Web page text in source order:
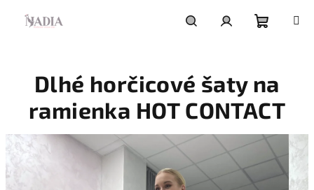
košík
Dlhé horčicové šaty na
ramienka HOT CONTACT